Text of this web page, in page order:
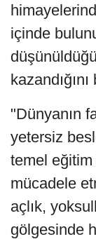
içinde
"Dünyanın
yetersiz
temel
mücadele
açlık,
gölgesinde